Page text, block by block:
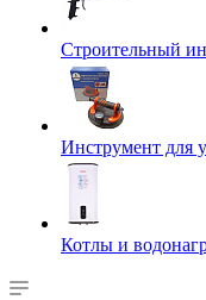
Строительный
Инструмент для
Котлы и